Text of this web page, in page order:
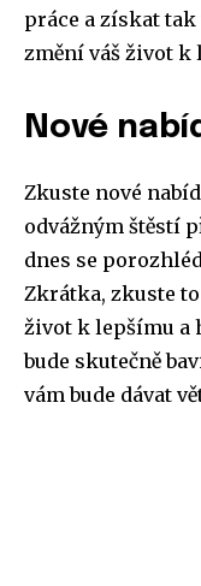
práce a získat
změní váš život k
Nové
Zkuste nové
odvážným štěstí
dnes se
Zkrátka, zkuste
život k lepšímu a
bude skutečně
vám bude dávat